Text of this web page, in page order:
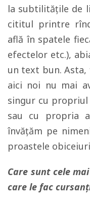
la subtilităţile de
cititul printre
află în spatele
efectelor etc.),
un text bun. Asta,
aici noi nu mai
singur cu
sau cu propria
învăţăm pe
proastele
Care sunt cele
care le fac